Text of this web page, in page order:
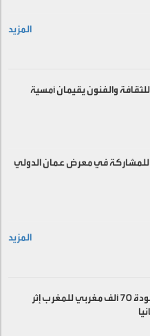
المزيد
والفنون يقيمان أمسية
للمشاركة في معرض عمان الدولي
المزيد
تبخر حلم الهجرة.. عودة 70 ألف مغربي للمغرب إثر